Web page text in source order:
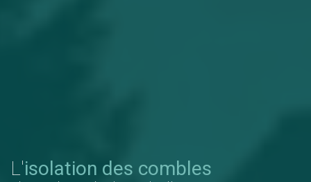
L'isolation des combles